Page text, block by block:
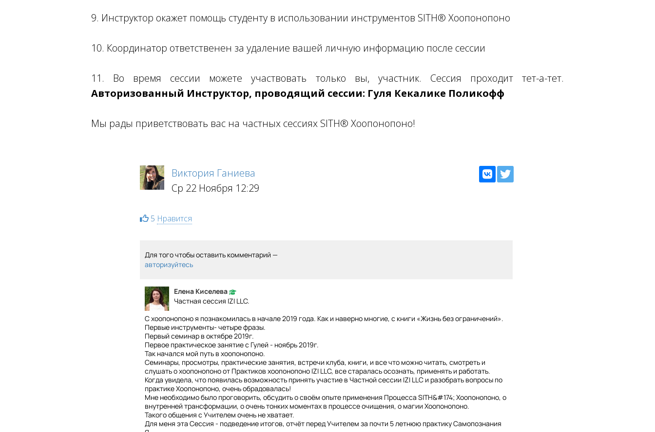
9. Инструктор окажет помощь студенту в использовании инструментов SITH® Хоопонопоно
10. Координатор ответственен за удаление вашей личную информацию после сессии
11. Во время сессии можете участвовать только вы, участник. Сессия проходит тет-а-тет.
Авторизованный Инструктор, проводящий сессии: Гуля Кекалике Поликофф
Мы рады приветствовать вас на частных сессиях SITH® Хоопонопоно!
Виктория Ганиева
Ср 22 Ноября 12:29
5 Нравится
Для того чтобы оставить комментарий —
авторизуйтесь
Елена Киселева
Частная сессия IZI LLC.
С хоопонопоно я познакомилась в начале 2019 года. Как и наверно многие, с книги «Жизнь без ограничений».
Первые инструменты- четыре фразы.
Первый семинар в октябре 2019г.
Первое практическое занятие с Гулей - ноябрь 2019г.
Так начался мой путь в хоопонопоно.
Семинары, просмотры, практические занятия, встречи клуба, книги, и все что можно читать, смотреть и
слушать о хоопонопоно от Практиков хоопонопоно IZI LLC, все старалась осознать, применять и работать.
Когда увидела, что появилась возможность принять участие в Частной сессии IZI LLC и разобрать вопросы по
практике Хоопонопоно, очень обрадовалась!
Мне необходимо было проговорить, обсудить о своём опыте применения Процесса SITH&#174; Хоопонопоно, о
внутренней трансформации, о очень тонких моментах в процессе очищения, о магии Хоопонопоно.
Такого общения с Учителем очень не хватает.
Для меня эта Сессия - подведение итогов, отчёт перед Учителем за почти 5 летнюю практику Самопознания